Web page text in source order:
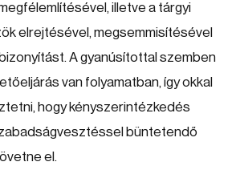
illetve a tárgyi
elrejtésével, megsemmisítésével
A gyanúsítottal szemben
van folyamatban, így okkal
hogy kényszerintézkedés
büntetendő
el.